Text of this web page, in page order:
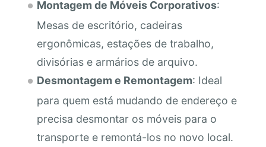
Montagem de Móveis Corporativos:
Mesas de escritório, cadeiras
ergonômicas, estações de trabalho,
divisórias e armários de arquivo.
Desmontagem e Remontagem: Ideal
para quem está mudando de endereço e
precisa desmontar os móveis para o
transporte e remontá-los no novo local.